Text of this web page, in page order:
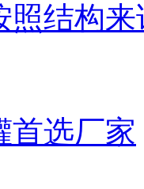
照结构
首选厂家